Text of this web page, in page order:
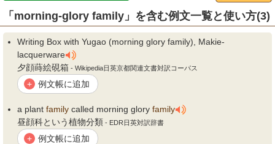
「morning-glory family」を含む例文一覧と使い方(3)
Writing Box with Yugao (morning glory family), Makie-
lacquerware
夕顔蒔絵硯箱 - Wikipedia日英京都関連文書対訳コーパス
+ 例文帳に追加
a plant family called morning glory family
昼顔科という植物分類 - EDR日英対訳辞書
+ 例文帳に追加